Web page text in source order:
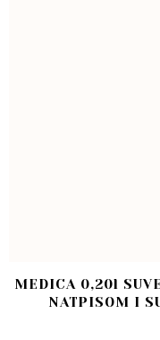
MEDICA 0,20l
NATPISOM I